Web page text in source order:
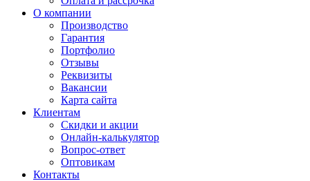
О компании
Производство
Гарантия
Портфолио
Отзывы
Реквизиты
Вакансии
Карта сайта
Клиентам
Скидки и акции
Онлайн-калькулятор
Вопрос-ответ
Оптовикам
Контакты